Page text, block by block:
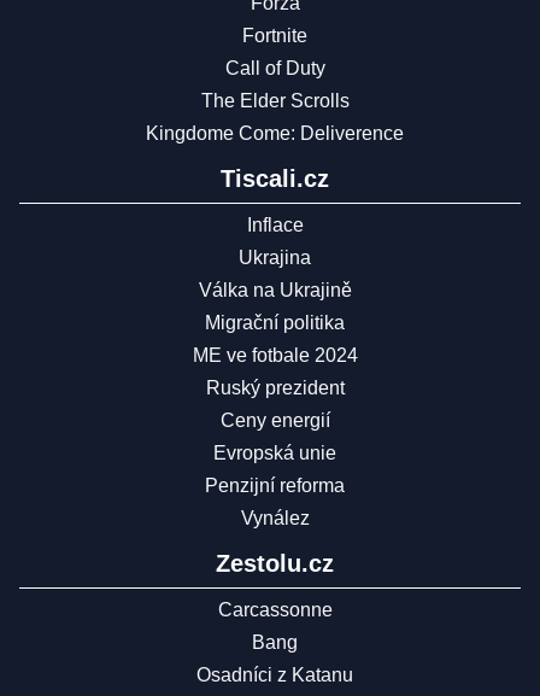
Fortnite
Call of Duty
The Elder Scrolls
Kingdome Come: Deliverence
Tiscali.cz
Inflace
Ukrajina
Válka na Ukrajině
Migrační politika
ME ve fotbale 2024
Ruský prezident
Ceny energií
Evropská unie
Penzijní reforma
Vynález
Zestolu.cz
Carcassonne
Bang
Osadníci z Katanu